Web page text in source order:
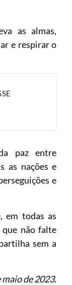
as almas,
e respirar o
paz entre
as nações e
e
em todas as
que não falte
sem a
de 2023.